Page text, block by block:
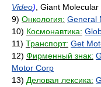
Video) , Giant
9) Онкология: General
10) Космонавтика:
11) Транспорт: Get
12) Фирменный знак:
Motor Corp
13) Деловая лексика: